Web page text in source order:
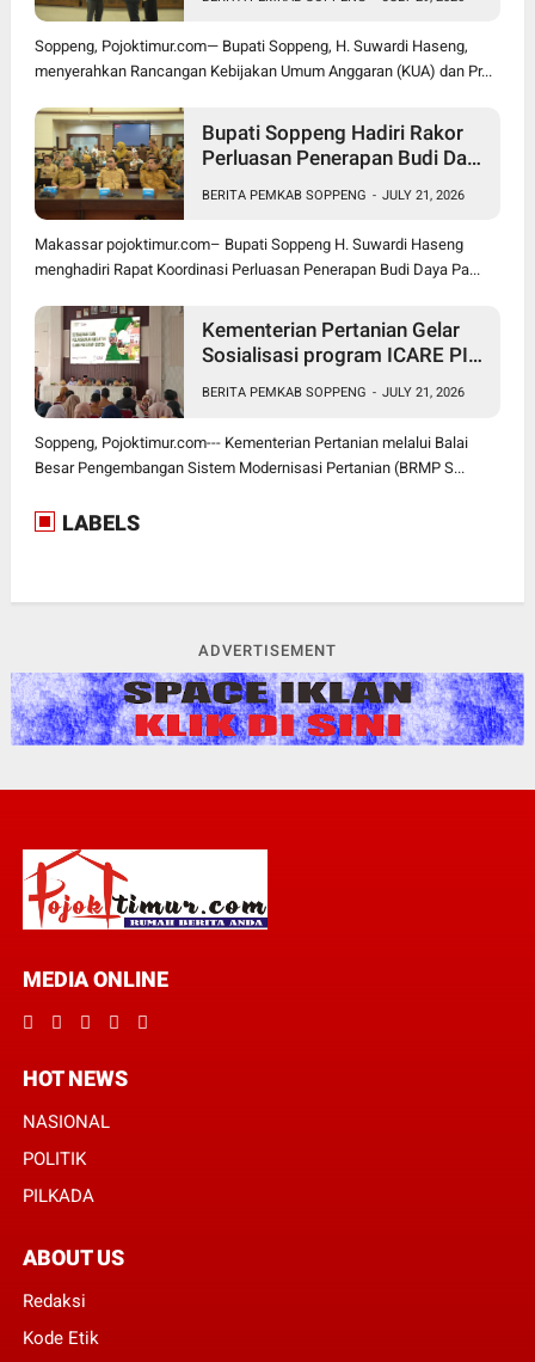
Tengah Tekanan Fiskal
Soppeng, Pojoktimur.com— Bupati Soppeng, H. Suwardi Haseng,
menyerahkan Rancangan Kebijakan Umum Anggaran (KUA) dan Pr...
Bupati Soppeng Hadiri Rakor
Perluasan Penerapan Budi Daya
BERITA PEMKAB SOPPENG - JULY 21, 2026
Makassar pojoktimur.com– Bupati Soppeng H. Suwardi Haseng
menghadiri Rapat Koordinasi Perluasan Penerapan Budi Daya Pa...
Kementerian Pertanian Gelar
Sosialisasi program ICARE PIU
BERITA PEMKAB SOPPENG - JULY 21, 2026
Soppeng, Pojoktimur.com--- Kementerian Pertanian melalui Balai
Besar Pengembangan Sistem Modernisasi Pertanian (BRMP S...
LABELS
ADVERTISEMENT
MEDIA ONLINE
HOT NEWS
NASIONAL
POLITIK
PILKADA
ABOUT US
Redaksi
Kode Etik